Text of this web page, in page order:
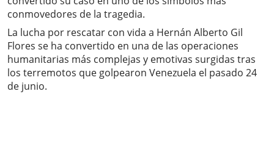
conmovedores de la tragedia.
La lucha por rescatar con vida a Hernán Alberto Gil
Flores se ha convertido en una de las operaciones
humanitarias más complejas y emotivas surgidas tras
los terremotos que golpearon Venezuela el pasado 24
de junio.